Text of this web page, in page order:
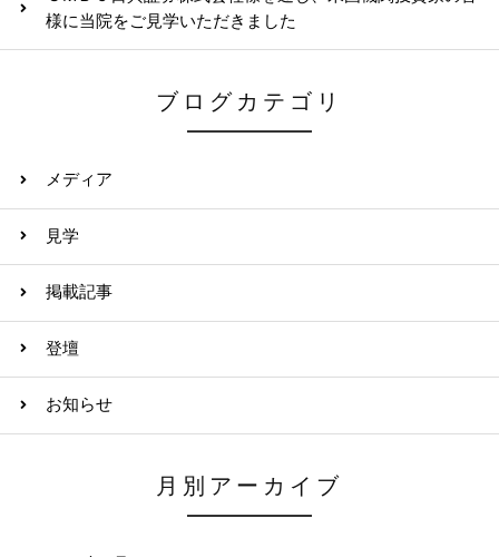
様に当院をご見学いただきました
ブログカテゴリ
メディア
見学
掲載記事
登壇
お知らせ
月別アーカイブ